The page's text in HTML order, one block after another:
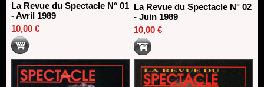
La Revue du Spectacle N° 01
- Avril 1989
10,00 €
La Revue du Spectacle N° 02
- Juin 1989
10,00 €